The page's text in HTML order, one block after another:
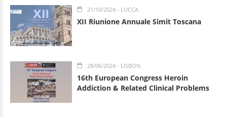
21/10/2024 - LUCCA
XII Riunione Annuale Simit Toscana
28/06/2024 - LISBON
16th European Congress Heroin
Addiction & Related Clinical Problems